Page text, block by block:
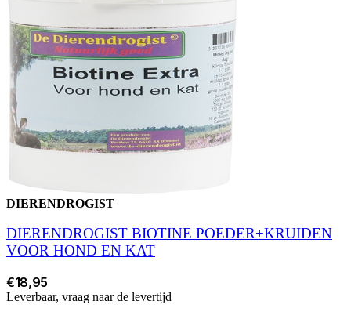
DIERENDROGIST
DIERENDROGIST BIOTINE POEDER+KRUIDEN
VOOR HOND EN KAT
€18,95
Leverbaar, vraag naar de levertijd